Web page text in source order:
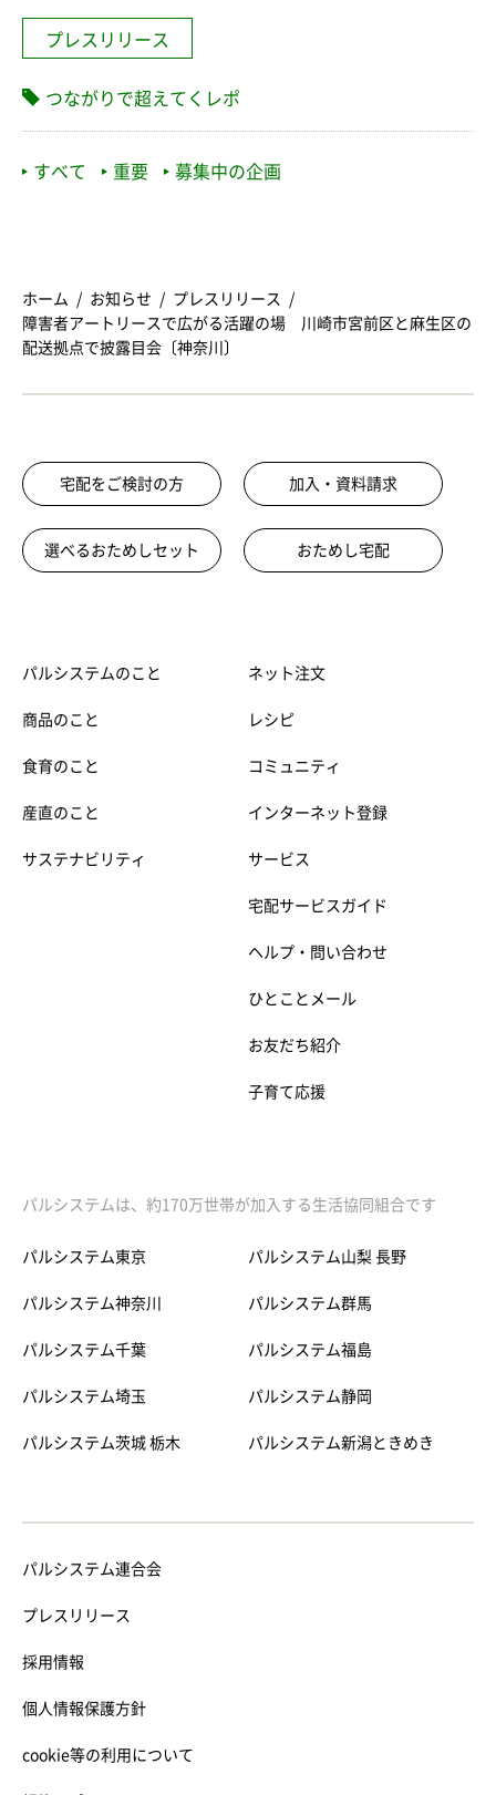
プレスリリース
つながりで超えてくレポ
すべて 重要 募集中の企画
ホーム お知らせ
プレスリリース
障害者アートリースで広がる活躍の場 川崎市宮前区と麻生区の
配送拠点で披露目会〔神奈川〕
宅配をご検討の方 加入・資料請求
選べるおためしセット おためし宅配
パルシステムのこと
商品のこと
食育のこと
産直のこと
サステナビリティ
ネット注文
レシピ
コミュニティ
インターネット登録
サービス
宅配サービスガイド
ヘルプ・問い合わせ
ひとことメール
お友だち紹介
子育て応援
パルシステムは、約170万世帯が加入する生活協同組合です
パルシステム東京
パルシステム神奈川
パルシステム千葉
パルシステム埼玉
パルシステム茨城 栃木
パルシステム山梨 長野
パルシステム群馬
パルシステム福島
パルシステム静岡
パルシステム新潟ときめき
パルシステム連合会
プレスリリース
採用情報
個人情報保護方針
cookie等の利用について